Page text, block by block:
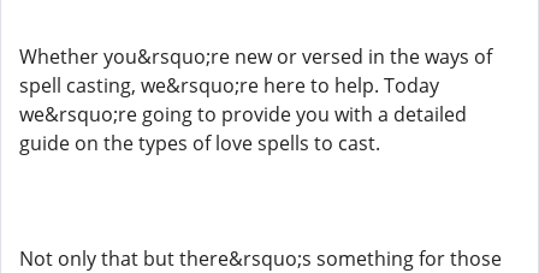
Whether you&rsquo;re new or versed in the ways of
spell casting, we&rsquo;re here to help. Today
we&rsquo;re going to provide you with a detailed
guide on the types of love spells to cast.
Not only that but there&rsquo;s something for those